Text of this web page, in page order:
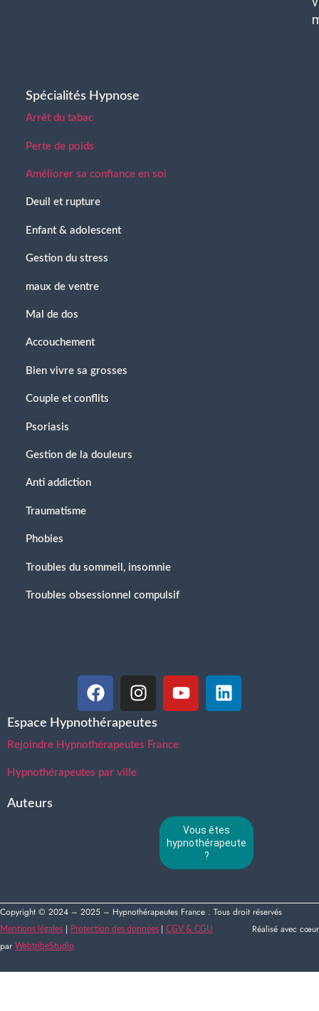
Spécialités Hypnose
Arrêt du tabac
Perte de poids
Améliorer sa confiance en soi
Deuil et rupture
Enfant & adolescent
Gestion du stress
maux de ventre
Mal de dos
Accouchement
Bien vivre sa grosses
Couple et conflits
Psoriasis
Gestion de la douleurs
Anti addiction
Traumatisme
Phobies
Troubles du sommeil, insomnie
Troubles obsessionnel compulsif
Espace Hypnothérapeutes
Rejoindre Hypnothérapeutes France
Hypnothérapeutes par ville
Auteurs
Vous êtes
hypnothérapeute
?
Copyright © 2024 – 2025 – Hypnothérapeutes France . Tous droit réservés
Mentions légales | Protection des données | CGV & CGU
Réalisé avec cœur
par WebtribeStudio